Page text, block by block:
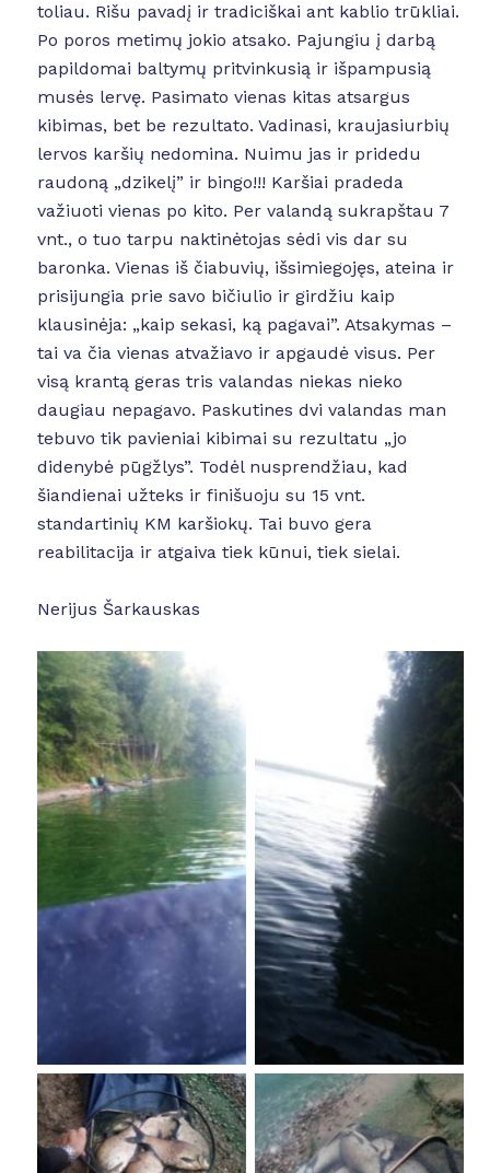
toliau. Rišu pavadį ir tradiciškai ant kablio trūkliai.
Po poros metimų jokio atsako. Pajungiu į darbą
papildomai baltymų pritvinkusią ir išpampusią
musės lervę. Pasimato vienas kitas atsargus
kibimas, bet be rezultato. Vadinasi, kraujasiurbių
lervos karšių nedomina. Nuimu jas ir pridedu
raudoną „dzikelį” ir bingo!!! Karšiai pradeda
važiuoti vienas po kito. Per valandą sukrapštau 7
vnt., o tuo tarpu naktinėtojas sėdi vis dar su
baronka. Vienas iš čiabuvių, išsimiegojęs, ateina ir
prisijungia prie savo bičiulio ir girdžiu kaip
klausinėja: „kaip sekasi, ką pagavai”. Atsakymas –
tai va čia vienas atvažiavo ir apgaudė visus. Per
visą krantą geras tris valandas niekas nieko
daugiau nepagavo. Paskutines dvi valandas man
tebuvo tik pavieniai kibimai su rezultatu „jo
didenybė pūgžlys”. Todėl nusprendžiau, kad
šiandienai užteks ir finišuoju su 15 vnt.
standartinių KM karšiokų. Tai buvo gera
reabilitacija ir atgaiva tiek kūnui, tiek sielai.
Nerijus Šarkauskas
No Caption No Caption
No Caption